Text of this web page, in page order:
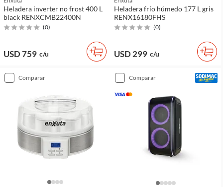
Heladera inverter no frost 400 L
black RENXCMB22400N
(0)
USD 759 c/u
Heladera frío húmedo 177 L gris
RENX16180FHS
(0)
USD 299 c/u
comparar comparar